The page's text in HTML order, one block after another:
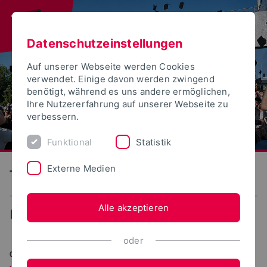
Technische Hochschule Ostwestfalen-Lippe
07.10.2011
Datenschutzeinstellungen
Auf unserer Webseite werden Cookies
verwendet. Einige davon werden zwingend
benötigt, während es uns andere ermöglichen,
Ihre Nutzererfahrung auf unserer Webseite zu
verbessern.
Funktional Statistik
Externe Medien
Alle akzeptieren
oder